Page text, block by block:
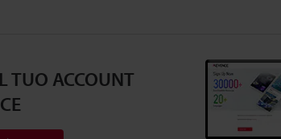
TUO ACCOUNT